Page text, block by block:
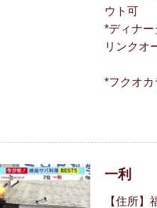
ウト可
*ディナー
リンクオ
*フクオカ
一利
【住所